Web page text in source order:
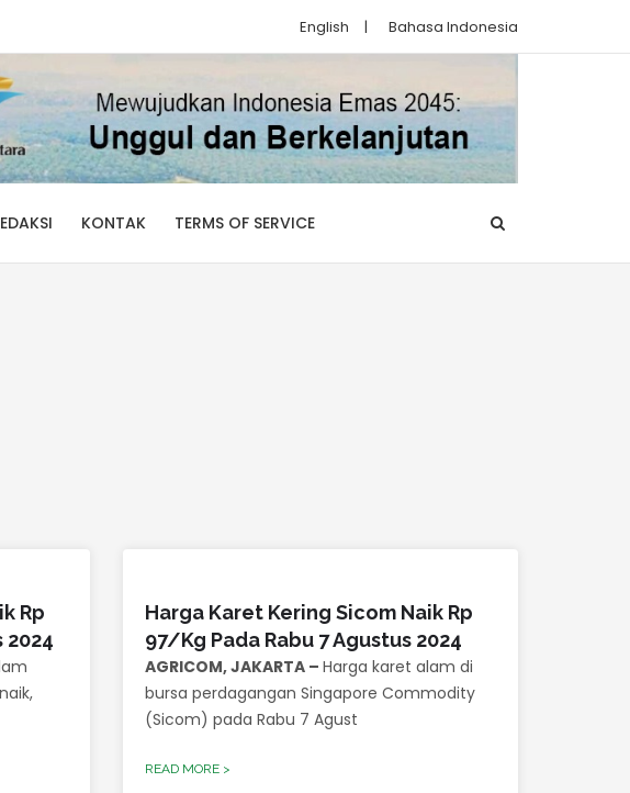
English | Bahasa Indonesia
KONTAK TERMS OF SERVICE
Rp
2024
Harga Karet Kering Sicom Naik Rp
97/Kg Pada Rabu 7 Agustus 2024
AGRICOM, JAKARTA – Harga karet alam di
bursa perdagangan Singapore Commodity
(Sicom) pada Rabu 7 Agust
READ MORE >